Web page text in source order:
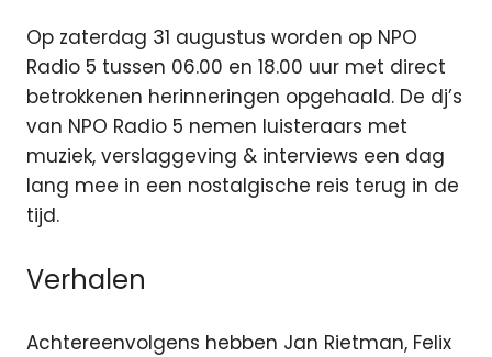
Op zaterdag 31 augustus worden op NPO
Radio 5 tussen 06.00 en 18.00 uur met direct
betrokkenen herinneringen opgehaald. De dj’s
van NPO Radio 5 nemen luisteraars met
muziek, verslaggeving & interviews een dag
lang mee in een nostalgische reis terug in de
tijd.
Verhalen
Achtereenvolgens hebben Jan Rietman, Felix